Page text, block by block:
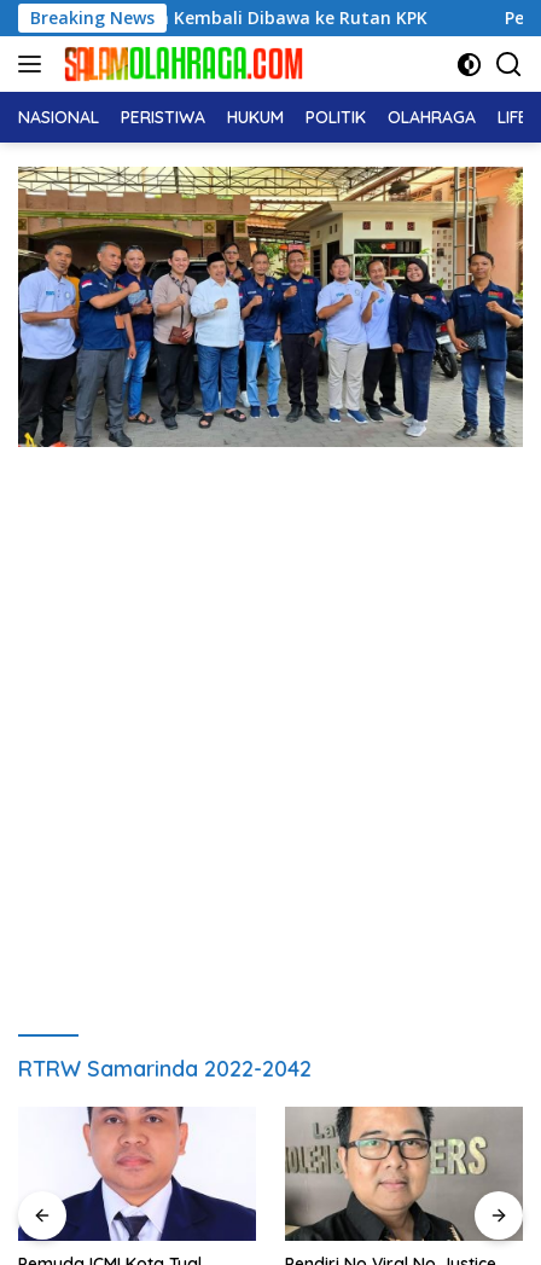
Langsung
ke
konten
Breaking News
Kembali Dibawa ke Rutan KPK Pemuda ICMI
NASIONAL PERISTIWA HUKUM POLITIK OLAHRAGA
RTRW Samarinda 2022-2042